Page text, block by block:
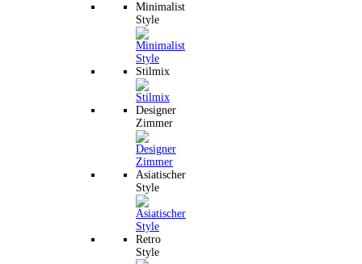
Minimalist
Style
Stilmix
Designer
Zimmer
Asiatischer
Style
Retro
Style